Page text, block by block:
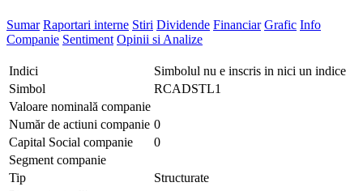
Sumar Raportari interne Stiri Dividende Financiar Grafic Info
Companie Sentiment Opinii si Analize
Indici
Simbolul nu e inscris in nici un indice
Simbol
RCADSTL1
Valoare nominală companie
Număr de actiuni companie 0
Capital Social companie
0
Segment companie
Tip
Structurate